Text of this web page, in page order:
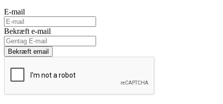
E-mail
Bekræft e-mail
Bekræft email